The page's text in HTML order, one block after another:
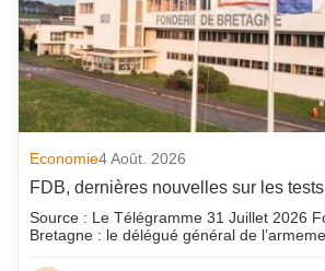
Economie4 Août. 2026
FDB, dernières nouvelles sur les tests
Source : Le Télégramme 31 Juillet 2026
Bretagne : le délégué général de